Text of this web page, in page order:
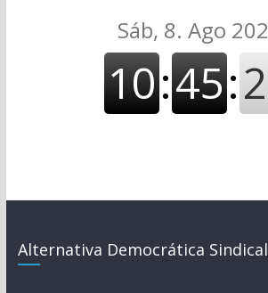
Alternativa Democrática Sindical